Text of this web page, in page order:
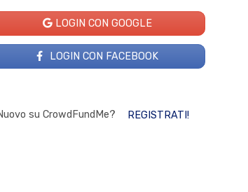
LOGIN CON GOOGLE
LOGIN CON FACEBOOK
su CrowdFundMe? REGISTRATI!